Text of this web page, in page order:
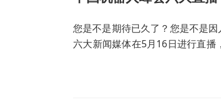
您是不是期待已久了？您是不是
六大新闻媒体在5月16日进行直播